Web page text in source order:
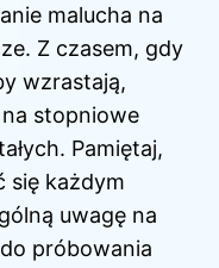
malucha na
Z czasem, gdy
wzrastają,
stopniowe
Pamiętaj,
się każdym
uwagę na
próbowania